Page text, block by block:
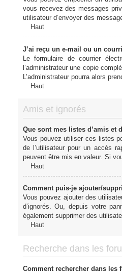
vous recevez des messages
utilisateur d’envoyer des
Haut
J’ai reçu un e-mail ou un
Le formulaire de courrier
l’administrateur une copie
L’administrateur pourra alors
Haut
Amis et ignorés
Que sont mes listes d’amis et
Vous pouvez utiliser ces listes
de l’utilisateur pour un accès
peuvent être mis en valeur. Si
Haut
Comment puis-je ajouter/
Vous pouvez ajouter des
d’ignorés. Ou, depuis votre
également supprimer des
Haut
Recherche dans les
Comment rechercher dans les